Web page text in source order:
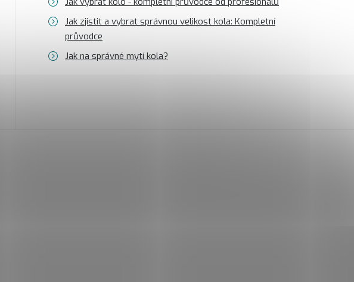
Jak zjistit a vybrat správnou velikost kola: Kompletní
průvodce
Jak na správné mytí kola?